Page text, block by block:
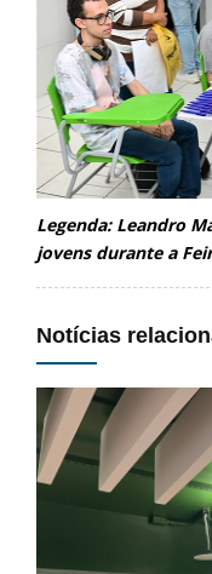
Legenda: Leandro
jovens durante a
Notícias